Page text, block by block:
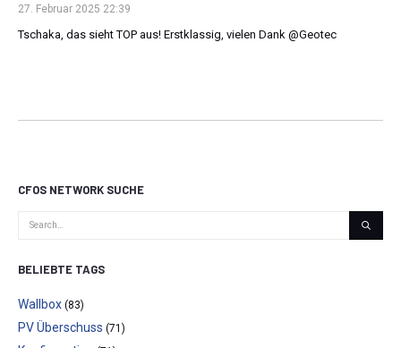
27. Februar 2025 22:39
Tschaka, das sieht TOP aus! Erstklassig, vielen Dank @Geotec
CFOS NETWORK SUCHE
BELIEBTE TAGS
Wallbox (83)
PV Überschuss (71)